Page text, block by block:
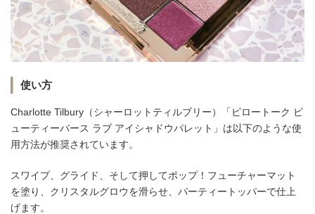
使い方
Charlotte Tilbury（シャーロットティルブリー）「ピロートーク ビ
ューティーバース ラブ アイシャドウパレット」は以下のような使
用方法が推奨されています。
スワイプ、グライド、そして押してポップ！フューチャーマット
を塗り、クリスタルグロウを滑らせ、パーティートッパーで仕上
げます。